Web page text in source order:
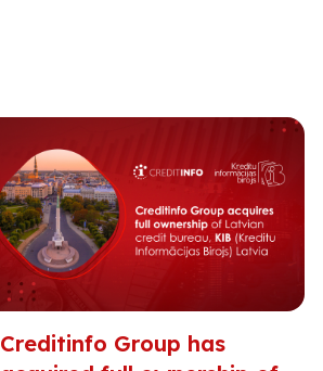
Creditinfo Group has